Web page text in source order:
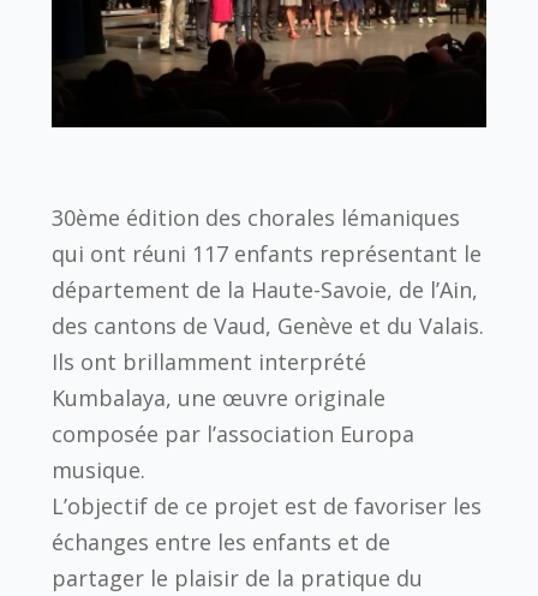
30ème édition des chorales lémaniques
qui ont réuni 117 enfants représentant le
département de la Haute-Savoie, de l’Ain,
des cantons de Vaud, Genève et du Valais.
Ils ont brillamment interprété
Kumbalaya, une œuvre originale
composée par l’association Europa
musique.
L’objectif de ce projet est de favoriser les
échanges entre les enfants et de
partager le plaisir de la pratique du